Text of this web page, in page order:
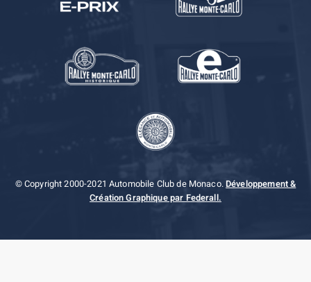
© Copyright 2000-2021 Automobile Club de Monaco.Développement &
Création Graphique par Federall.